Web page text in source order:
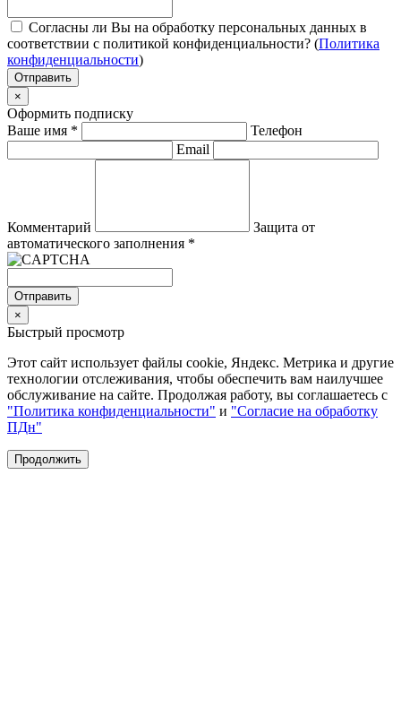
Согласны ли Вы на обработку персональных данных в
соответствии с политикой конфиденциальности? (Политика
конфиденциальности)
Отправить
×
Оформить подписку
Ваше имя *
Телефон
Email
Комментарий
Защита от
автоматического заполнения *
Отправить
×
Быстрый просмотр
Этот сайт использует файлы cookie, Яндекс. Метрика и другие
технологии отслеживания, чтобы обеспечить вам наилучшее
обслуживание на сайте. Продолжая работу, вы соглашаетесь с
"Политика конфиденциальности" и "Согласие на обработку
ПДн"
Продолжить